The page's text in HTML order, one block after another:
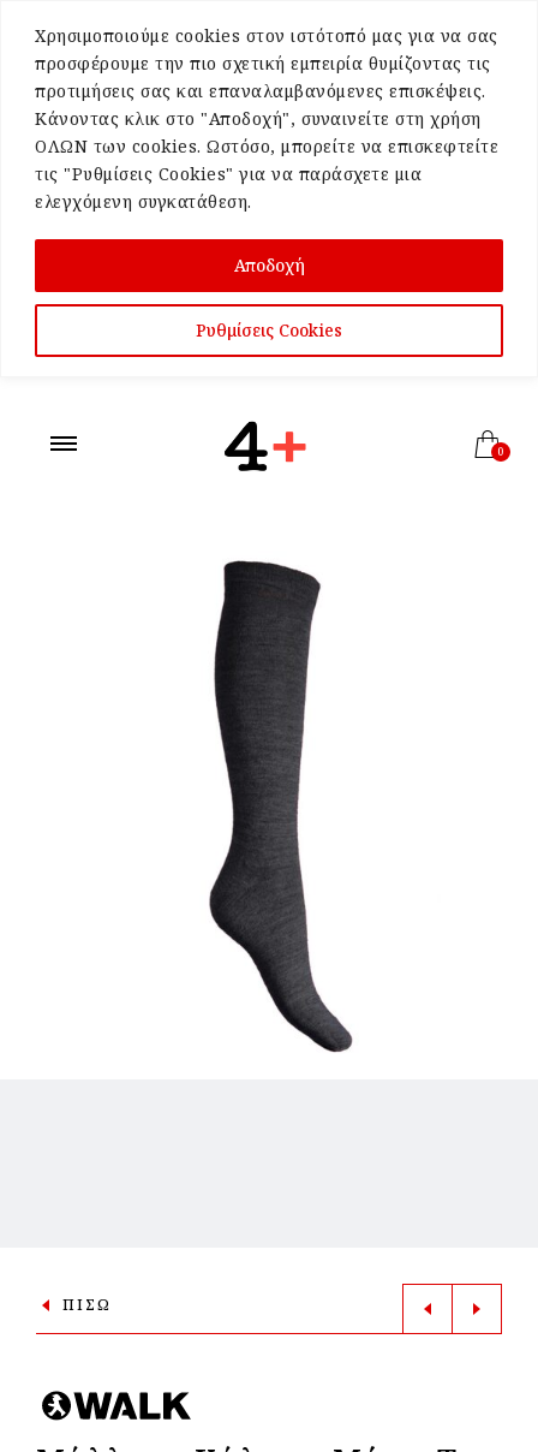
Χρησιμοποιούμε cookies στον ιστότοπό μας για να σας
προσφέρουμε την πιο σχετική εμπειρία θυμίζοντας τις
προτιμήσεις σας και επαναλαμβανόμενες επισκέψεις.
Κάνοντας κλικ στο "Αποδοχή", συναινείτε στη χρήση
ΟΛΩΝ των cookies. Ωστόσο, μπορείτε να επισκεφτείτε
τις "Ρυθμίσεις Cookies" για να παράσχετε μια
ελεγχόμενη συγκατάθεση.
Ρυθμίσεις Cookies
Αποδοχή
0
ΠΙΣΩ